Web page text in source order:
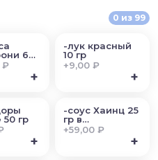
0 из 99
60
₽
+
-лук красный
10 гр
+9,00 ₽
+
гр
+
-соус Хаинц 25
гр в
ассортименте
+59,00 ₽
+